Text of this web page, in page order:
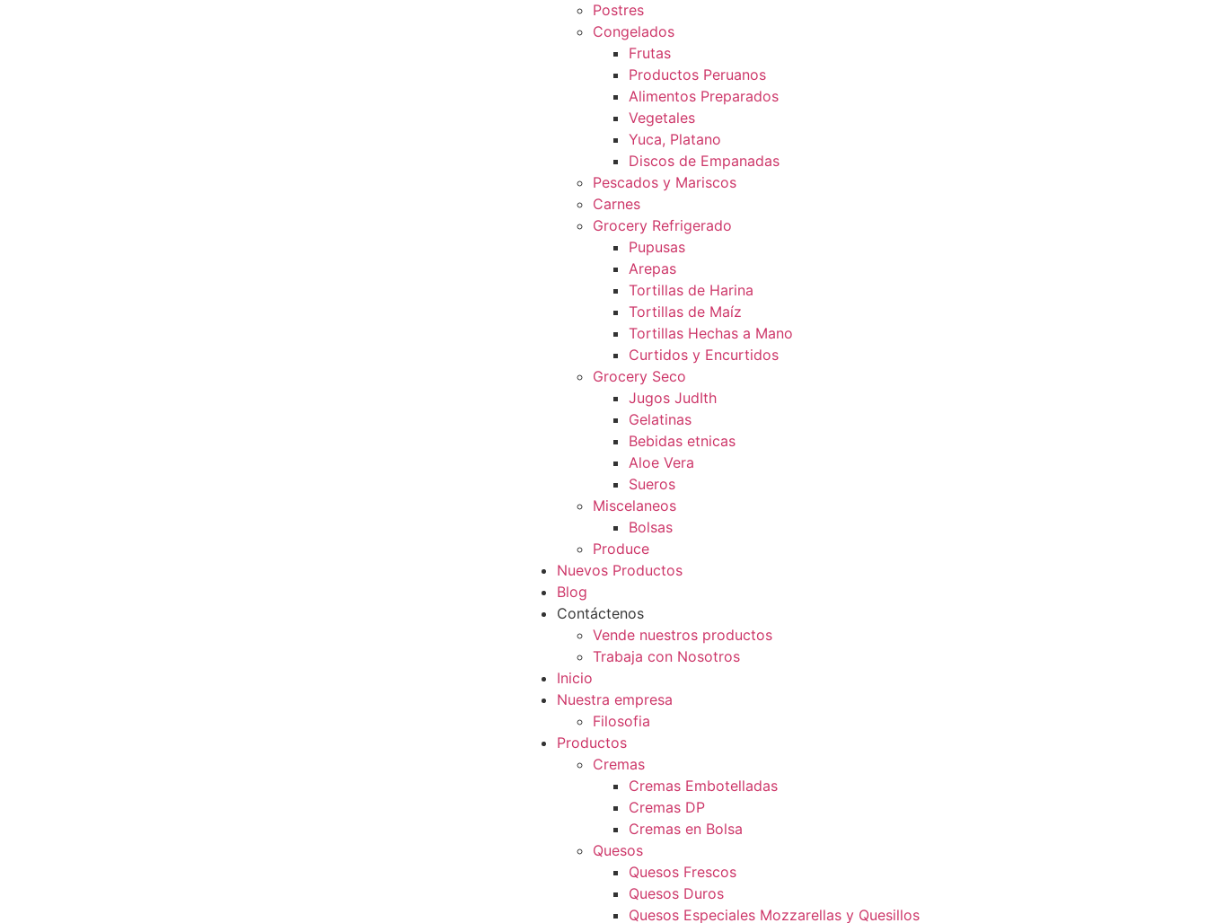
Postres
Congelados
Frutas
Productos Peruanos
Alimentos Preparados
Vegetales
Yuca, Platano
Discos de Empanadas
Pescados y Mariscos
Carnes
Grocery Refrigerado
Pupusas
Arepas
Tortillas de Harina
Tortillas de Maíz
Tortillas Hechas a Mano
Curtidos y Encurtidos
Grocery Seco
Jugos JudIth
Gelatinas
Bebidas etnicas
Aloe Vera
Sueros
Miscelaneos
Bolsas
Produce
Nuevos Productos
Blog
Contáctenos
Vende nuestros productos
Trabaja con Nosotros
Inicio
Nuestra empresa
Filosofia
Productos
Cremas
Cremas Embotelladas
Cremas DP
Cremas en Bolsa
Quesos
Quesos Frescos
Quesos Duros
Quesos Especiales Mozzarellas y Quesillos